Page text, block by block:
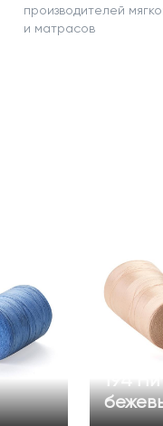
производителей
и матрасов
194